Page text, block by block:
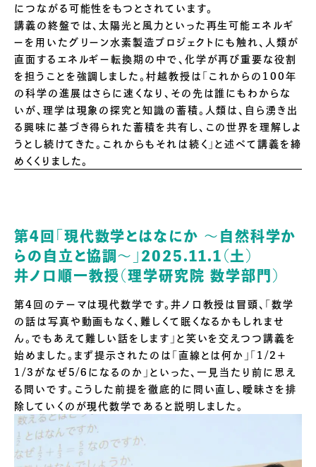
につながる可能性をもつとされています。
講義の終盤では、太陽光と風力といった再生可能エネルギ
ーを用いたグリーン水素製造プロジェクトにも触れ、人類が
直面するエネルギー転換期の中で、化学が再び重要な役割
を担うことを強調しました。村越教授は「これからの100年
の科学の進展はさらに速くなり、その先は誰にもわからな
いが、理学は現象の探究と知識の蓄積。人類は、自ら湧き出
る興味に基づき得られた蓄積を共有し、この世界を理解しよ
うとし続けてきた。これからもそれは続く」と述べて講義を締
めくくりました。
第4回「現代数学とはなにか ～自然科学か
らの自立と協調～」2025.11.1（土）
井ノ口順一教授（理学研究院 数学部門）
第4回のテーマは現代数学です。井ノ口教授は冒頭、「数学
の話は写真や動画もなく、難しくて眠くなるかもしれませ
ん。でもあえて難しい話をします」と笑いを交えつつ講義を
始めました。まず提示されたのは「直線とは何か」「1/2＋
1/3がなぜ5/6になるのか」といった、一見当たり前に思え
る問いです。こうした前提を徹底的に問い直し、曖昧さを排
除していくのが現代数学であると説明しました。